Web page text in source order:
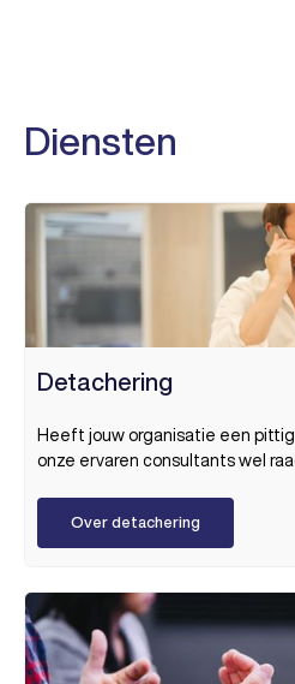
Diensten
Detachering
Heeft jouw organisatie een
onze ervaren consultants wel
Over detachering